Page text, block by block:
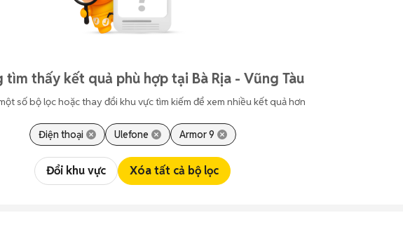
tìm thấy kết quả phù hợp tại Bà Rịa - Vũng Tàu
số bộ lọc hoặc thay đổi khu vực tìm kiếm để xem nhiều kết quả hơn
Điện thoại Ulefone Armor 9
Đổi khu vực Xóa tất cả bộ lọc